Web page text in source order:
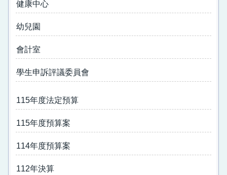
牡丹附幼母語教學網
牡丹英語日
課程計畫專區
健康中心
幼兒園
會計室
學生申訴評議委員會
115年度法定預算
115年度預算案
114年度預算案
112年決算